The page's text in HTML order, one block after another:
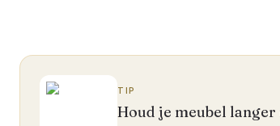
TIP
Houd je meubel